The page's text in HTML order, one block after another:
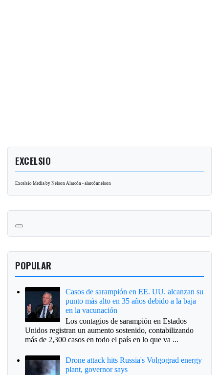
EXCELSIO
Excelsio Media by Nelson Alarcón - alarcónnelson
POPULAR
Casos de sarampión en EE. UU. alcanzan su
punto más alto en 35 años debido a la baja
en la vacunación
Los contagios de sarampión en Estados
Unidos registran un aumento sostenido, contabilizando
más de 2,300 casos en todo el país en lo que va ...
Drone attack hits Russia's Volgograd energy
plant, governor says